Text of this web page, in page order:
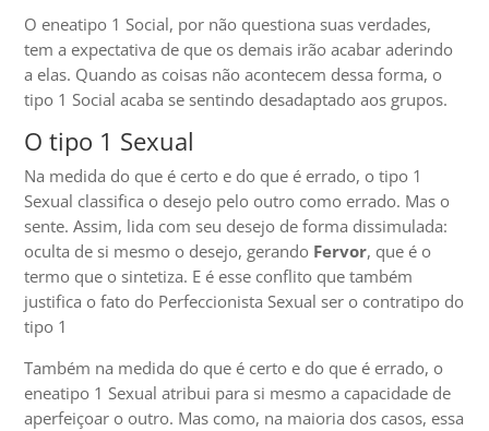
O eneatipo 1 Social, por não questiona suas verdades,
tem a expectativa de que os demais irão acabar aderindo
a elas. Quando as coisas não acontecem dessa forma, o
tipo 1 Social acaba se sentindo desadaptado aos grupos.
O tipo 1 Sexual
Na medida do que é certo e do que é errado, o tipo 1
Sexual classifica o desejo pelo outro como errado. Mas o
sente. Assim, lida com seu desejo de forma dissimulada:
oculta de si mesmo o desejo, gerando Fervor, que é o
termo que o sintetiza. E é esse conflito que também
justifica o fato do Perfeccionista Sexual ser o contratipo do
tipo 1
Também na medida do que é certo e do que é errado, o
eneatipo 1 Sexual atribui para si mesmo a capacidade de
aperfeiçoar o outro. Mas como, na maioria dos casos, essa